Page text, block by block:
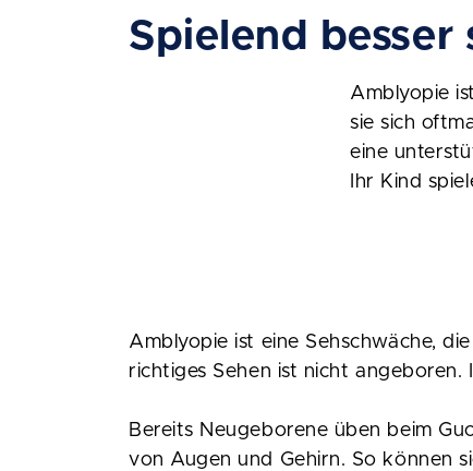
Spielend besser
Amblyopie
sie sich
eine
Ihr Kind
Amblyopie ist eine Sehschwäche,
richtiges Sehen ist nicht angeboren.
Bereits Neugeborene üben beim
von Augen und Gehirn. So können